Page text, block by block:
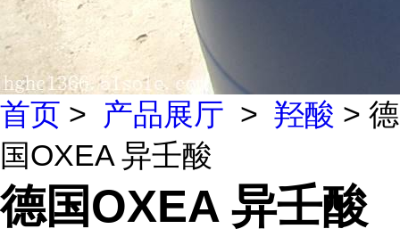
首页 > 产品展厅 > 羟酸 > 德
国OXEA 异壬酸
德国OXEA 异壬酸